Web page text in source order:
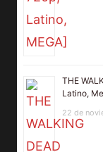
THE
Latino,
22 de